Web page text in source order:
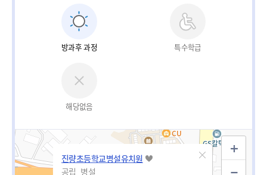
방과후 과정 특수학급
해당없음
진량초등학교병설유치원
공립_병설